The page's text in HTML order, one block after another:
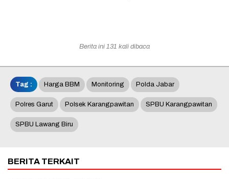
Berita ini 131 kali dibaca
Tag : Harga BBM Monitoring Polda Jabar
Polres Garut Polsek Karangpawitan SPBU Karangpawitan
SPBU Lawang Biru
BERITA TERKAIT